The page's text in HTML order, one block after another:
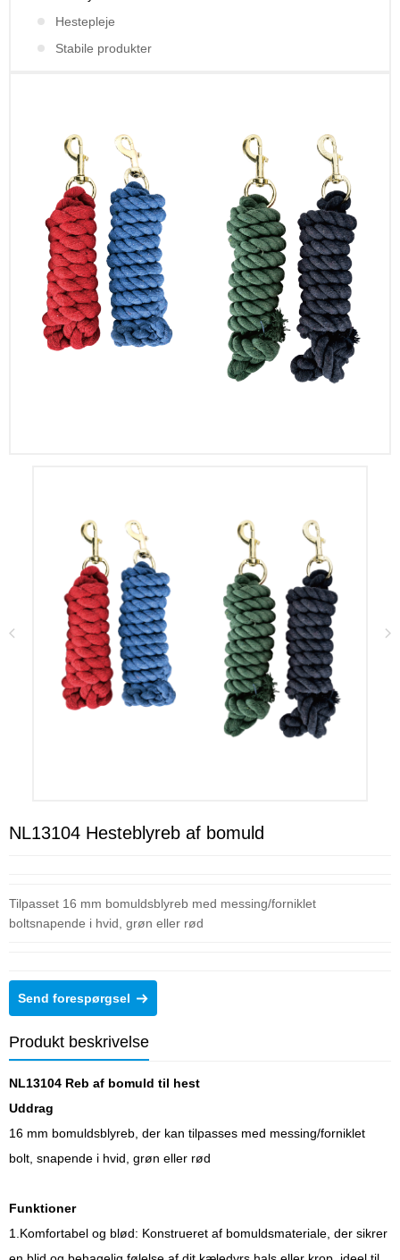
Hestepleje
Stabile produkter
NL13104 Hesteblyreb af bomuld
Tilpasset 16 mm bomuldsblyreb med messing/forniklet
boltsnapende i hvid, grøn eller rød
Send forespørgsel
Produkt beskrivelse
NL13104 Reb af bomuld til hest
Uddrag
16 mm bomuldsblyreb, der kan tilpasses med messing/forniklet
bolt, snapende i hvid, grøn eller rød
Funktioner
1.Komfortabel og blød: Konstrueret af bomuldsmateriale, der sikrer